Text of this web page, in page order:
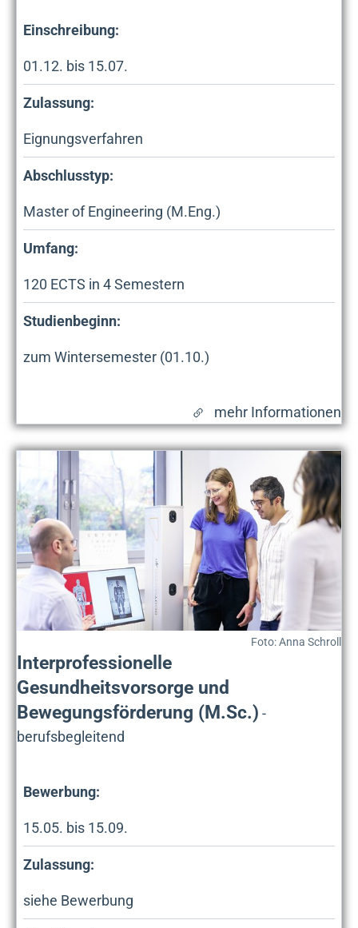
Einschreibung:
01.12. bis 15.07.
Zulassung:
Eignungsverfahren
Abschlusstyp:
Master of Engineering (M.Eng.)
Umfang:
120 ECTS in 4Semestern
Studienbeginn:
zum Wintersemester (01.10.)
mehr Informationen
Foto: Anna Schroll
Interprofessionelle
Gesundheitsvorsorge und
Bewegungsförderung (M.Sc.) -
berufsbegleitend
Bewerbung:
15.05. bis 15.09.
Zulassung:
siehe Bewerbung